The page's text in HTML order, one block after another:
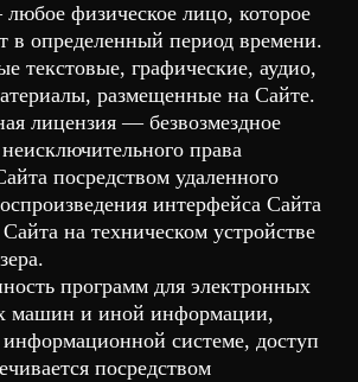
физическое лицо, которое
в определенный период времени.
текстовые, графические, аудио,
размещенные на Сайте.
лицензия — безвозмездное
права
посредством удаленного
интерфейса Сайта
на техническом устройстве
программ для электронных
машин и иной информации,
системе, доступ
посредством